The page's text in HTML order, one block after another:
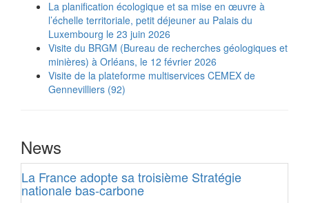
La planification écologique et sa mise en œuvre à
l’échelle territoriale, petit déjeuner au Palais du
Luxembourg le 23 juin 2026
Visite du BRGM (Bureau de recherches géologiques et
minières) à Orléans, le 12 février 2026
Visite de la plateforme multiservices CEMEX de
Gennevilliers (92)
News
La France adopte sa troisième Stratégie
nationale bas-carbone